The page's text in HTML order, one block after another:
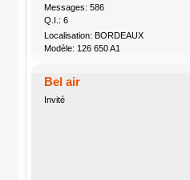
Messages: 586
Q.I.: 6
Localisation: BORDEAUX
Modèle: 126 650 A1
Bel air
Invité